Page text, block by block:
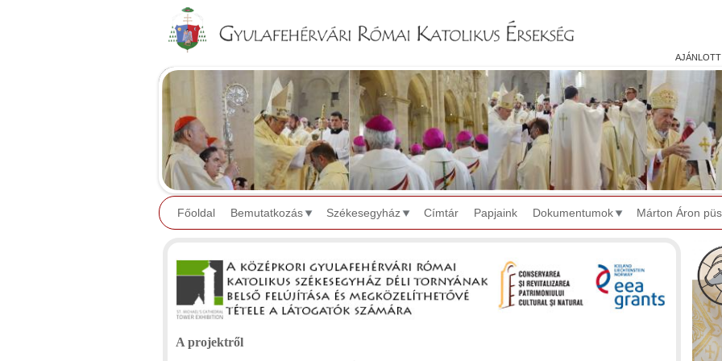
ajánlott
Főoldal Bemutatkozás Székesegyház Címtár Papjaink Dokumentumok Márton Áron
A projektről